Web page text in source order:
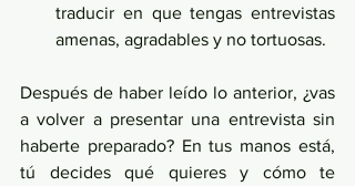
traducir en que tengas entrevistas
amenas, agradables y no tortuosas.
Después de haber leído lo anterior, ¿vas
a volver a presentar una entrevista sin
haberte preparado? En tus manos está,
tú decides qué quieres y cómo te